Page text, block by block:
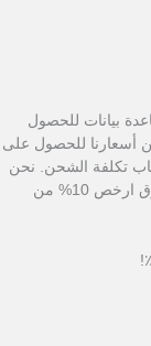
بيانات للحصول
أسعارنا للحصول على
تكلفة الشحن. نحن
. هذه الطرق ارخص 10% من